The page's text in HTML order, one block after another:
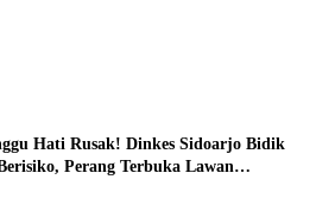
Hati Rusak! Dinkes Sidoarjo Bidik
Perang Terbuka Lawan